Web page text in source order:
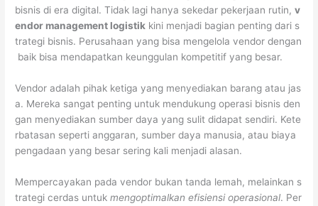
bisnis di era digital. Tidak lagi hanya sekedar pekerjaan rutin,v
endor management logistik kini menjadi bagian penting dari s
trategi bisnis. Perusahaan yang bisa mengelola vendor dengan
baik bisa mendapatkan keunggulan kompetitif yang besar.
Vendor adalah pihak ketiga yang menyediakan barang atau jas
a. Mereka sangat penting untuk mendukung operasi bisnis den
gan menyediakan sumber daya yang sulit didapat sendiri. Kete
rbatasan seperti anggaran, sumber daya manusia, atau biaya
pengadaan yang besar sering kali menjadi alasan.
Mempercayakan pada vendor bukan tanda lemah, melainkan s
trategi cerdas untukmengoptimalkan efisiensi operasional. Per